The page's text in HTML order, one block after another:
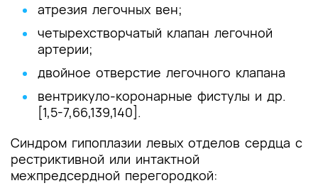
атрезия легочных вен;
четырехстворчатый клапан легочной
артерии;
двойное отверстие легочного клапана
вентрикуло-коронарные фистулы и др.
[1,5-7,66,139,140].
Синдром гипоплазии левых отделов сердца с
рестриктивной или интактной
межпредсердной перегородкой: